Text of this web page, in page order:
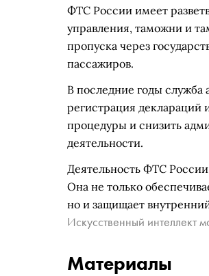
ФТС России имеет
управления, таможни и
пропуска через
пассажиров.
В последние годы служба
регистрация деклараций
процедуры и снизить
деятельности.
Деятельность ФТС
Она не только
но и защищает
Искусственный интеллект
Материалы